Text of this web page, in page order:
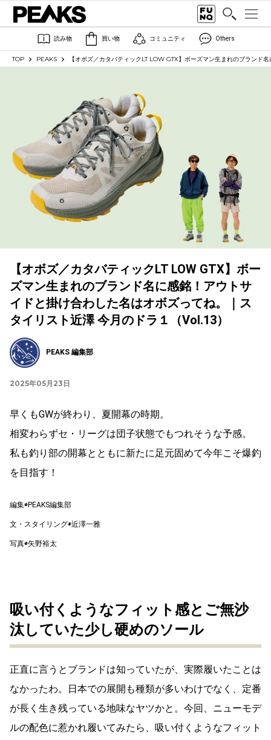
読み物 買い物 コミュニティ Others
TOP PEAKS 【オボズ／カタバティックLT LOW GTX】ボーズマン生まれのブランド
【オボズ／カタバティックLT LOW GTX】ボー
ズマン生まれのブランド名に感銘！アウトサ
イドと掛け合わした名はオボズってね。｜ス
タイリスト近澤 今月のドラ１（Vol.13）
PEAKS 編集部
2025年05月23日
早くもGWが終わり、夏開幕の時期。
相変わらずセ・リーグは団子状態でもつれそうな予感。
私も釣り部の開幕とともに新たに足元固めて今年こそ爆釣
を目指す！
編集◉PEAKS編集部
文・スタイリング◉近澤一雅
写真◉矢野裕太
吸い付くようなフィット感とご無沙
汰していた少し硬めのソール
正直に言うとブランドは知っていたが、実際履いたことは
なかったわ。日本での展開も種類が多いわけでなく、定番
が長く生き残っている地味なヤツかと。今回、ニューモデ
ルの配色に惹かれ履いてみたら、吸い付くようなフィット